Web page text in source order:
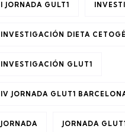
I JORNADA GULT1
INVESTIGACIÓN DIETA
INVESTIGACIÓN GLUT1
IV JORNADA GLUT1
JORNADA JORNADA GLUT1